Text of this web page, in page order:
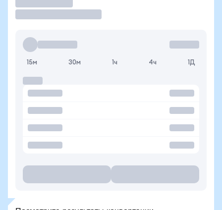
15м 30м 1ч 4ч 1Д